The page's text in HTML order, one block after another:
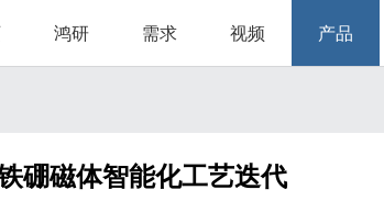
鸿研 需求 视频 产品
硼磁体智能化工艺迭代